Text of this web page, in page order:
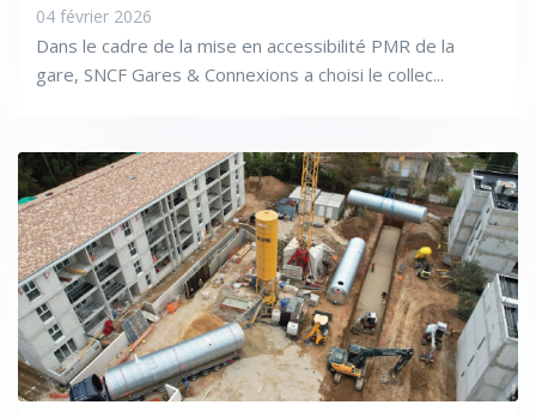
04 février 2026
Dans le cadre de la mise en accessibilité PMR de la
gare, SNCF Gares & Connexions a choisi le collec...